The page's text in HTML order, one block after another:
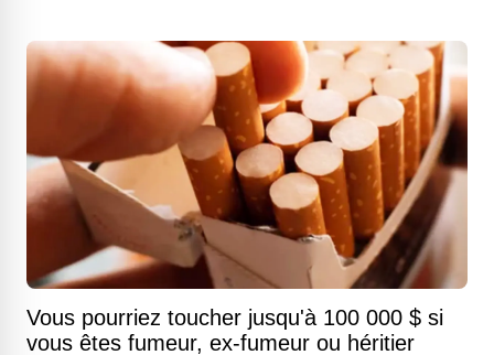
Vous pourriez toucher jusqu'à 100 000 $ si
vous êtes fumeur, ex-fumeur ou héritier